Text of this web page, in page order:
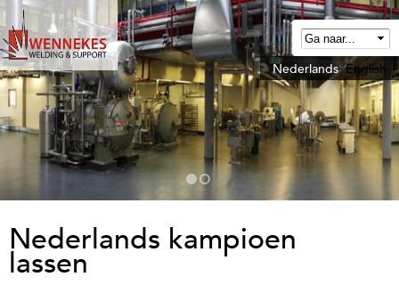
Overslaan
en
naar
de
algemene
inhoud
gaan
Nederlands English
Nederlands kampioen
lassen